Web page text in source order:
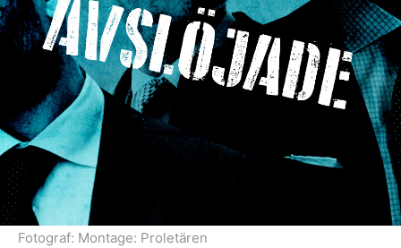
Fotograf: Montage: Proletären